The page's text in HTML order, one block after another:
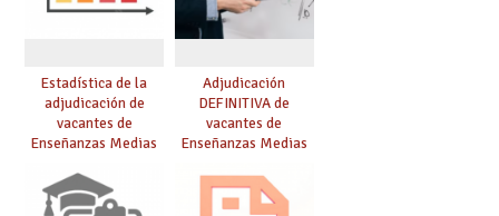
Estadística de la
adjudicación de
vacantes de
Enseñanzas Medias
Adjudicación
DEFINITIVA de
vacantes de
Enseñanzas Medias